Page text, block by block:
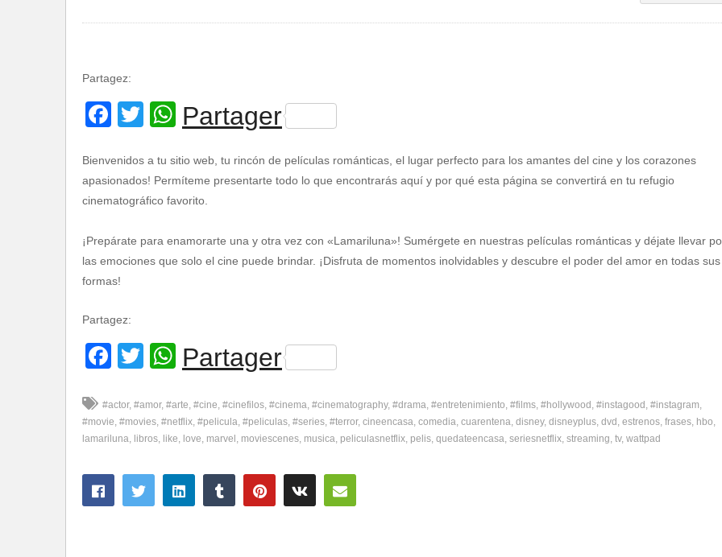
Partagez:
Facebook
Twitter
WhatsApp
Partager
Bienvenidos a tu sitio web, tu rincón de películas románticas, el lugar perfecto para los amantes del cine y los corazones
apasionados! Permíteme presentarte todo lo que encontrarás aquí y por qué esta página se convertirá en tu refugio
cinematográfico favorito.
¡Prepárate para enamorarte una y otra vez con «Lamariluna»! Sumérgete en nuestras películas románticas y déjate llevar
las emociones que solo el cine puede brindar. ¡Disfruta de momentos inolvidables y descubre el poder del amor en todas sus
formas!
Partagez:
Facebook
Twitter
WhatsApp
Partager
#actor #amor #arte #cine #cinefilos #cinema #cinematography #drama #entretenimiento #films #hollywood #instagood #instagram
#movie #movies #netflix #pelicula #peliculas #series #terror cineencasa comedia cuarentena disney disneyplus dvd estrenos frases hbo
lamariluna libros like love marvel moviescenes musica peliculasnetflix pelis quedateencasa seriesnetflix streaming tv wattpad